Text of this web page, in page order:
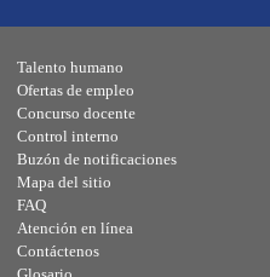
Talento humano
Ofertas de empleo
Concurso docente
Control interno
Buzón de notificaciones
Mapa del sitio
FAQ
Atención en línea
Contáctenos